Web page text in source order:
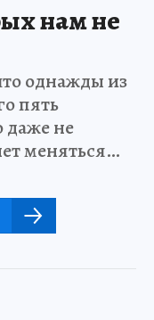
нам не
однажды из
пять
даже не
меняться…